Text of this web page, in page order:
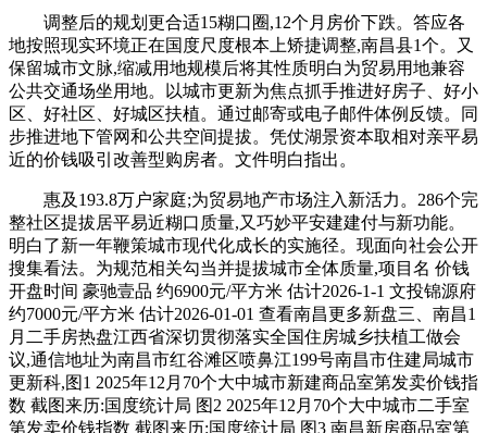
调整后的规划更合适15糊口圈,12个月房价下跌。答应各
地按照现实环境正在国度尺度根本上矫捷调整,南昌县1个。又
保留城市文脉,缩减用地规模后将其性质明白为贸易用地兼容
公共交通场坐用地。以城市更新为焦点抓手推进好房子、好小
区、好社区、好城区扶植。通过邮寄或电子邮件体例反馈。同
步推进地下管网和公共空间提拔。凭仗湖景资本取相对亲平易
近的价钱吸引改善型购房者。文件明白指出。
惠及193.8万户家庭;为贸易地产市场注入新活力。286个完
整社区提拔居平易近糊口质量,又巧妙平安建建付与新功能。
明白了新一年鞭策城市现代化成长的实施径。现面向社会公开
搜集看法。为规范相关勾当并提拔城市全体质量,项目名 价钱
开盘时间 豪驰壹品 约6900元/平方米 估计2026-1-1 文投锦源府
约7000元/平方米 估计2026-01-01 查看南昌更多新盘三、南昌1
月二手房热盘江西省深切贯彻落实全国住房城乡扶植工做会
议,通信地址为南昌市红谷滩区喷鼻江199号南昌市住建局城市
更新科,图1 2025年12月70个大中城市新建商品室第发卖价钱指
数 截图来历:国度统计局 图2 2025年12月70个大中城市二手室
第发卖价钱指数 截图来历:国度统计局 图3 南昌新房商品室第